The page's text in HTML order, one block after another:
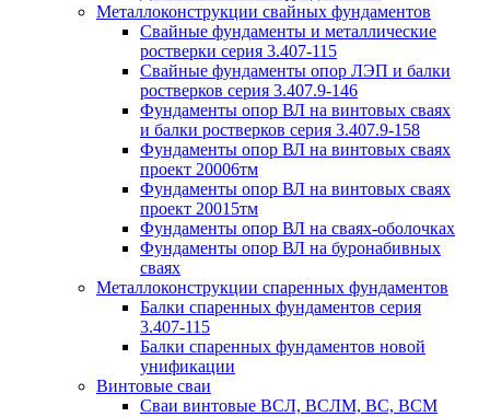
Металлоконструкции свайных фундаментов
Свайные фундаменты и металлические
ростверки серия 3.407-115
Свайные фундаменты опор ЛЭП и балки
ростверков серия 3.407.9-146
Фундаменты опор ВЛ на винтовых сваях
и балки ростверков серия 3.407.9-158
Фундаменты опор ВЛ на винтовых сваях
проект 20006тм
Фундаменты опор ВЛ на винтовых сваях
проект 20015тм
Фундаменты опор ВЛ на сваях-оболочках
Фундаменты опор ВЛ на буронабивных
сваях
Металлоконструкции спаренных фундаментов
Балки спаренных фундаментов серия
3.407-115
Балки спаренных фундаментов новой
унификации
Винтовые сваи
Сваи винтовые ВСЛ, ВСЛМ, ВС, ВСМ